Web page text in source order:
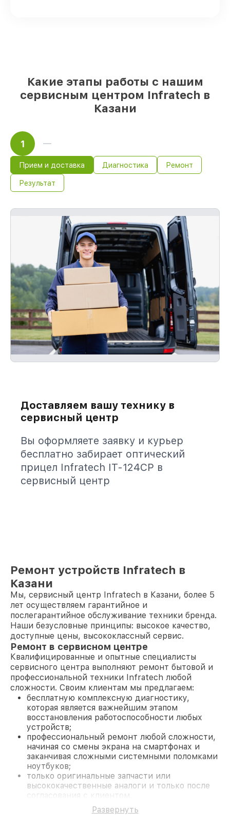
Какие этапы работы с нашим
сервисным центром Infratech в
Казани
1
Прием и доставка Диагностика Ремонт
Результат
Доставляем вашу технику в
сервисный центр
Вы оформляете заявку и курьер
бесплатно забирает оптический
прицел Infratech IT-124CP в
сервисный центр
Ремонт устройств Infratech в
Казани
Мы, сервисный центр Infratech в Казани, более 5
лет осуществляем гарантийное и
послегарантийное обслуживание техники бренда.
Наши безусловные принципы: высокое качество,
доступные цены, высококлассный сервис.
Ремонт в сервисном центре
Квалифицированные и опытные специалисты
сервисного центра выполняют ремонт бытовой и
профессиональной техники Infratech любой
сложности. Своим клиентам мы предлагаем:
бесплатную комплексную диагностику,
которая является важнейшим этапом
восстановления работоспособности любых
устройств;
профессиональный ремонт любой сложности,
начиная со смены экрана на смартфонах и
заканчивая сложными системными поломками
ноутбуков;
только оригинальные запчасти или
высококачественные аналоги и только после
согласования с клиентом.
На все работы и замененные комплектующие
предоставляется длительная гарантия. В случае
Развернуть